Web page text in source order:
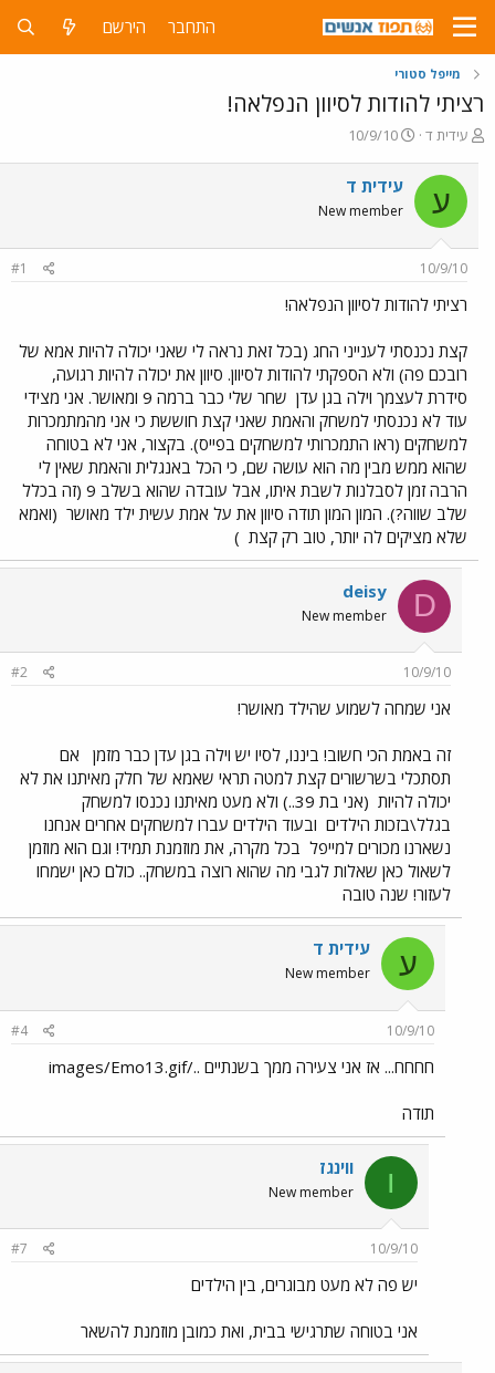
התחבר הירשם
מייפל סטורי
רציתי להודות לסיוון הנפלאה!
פ
ח
ה
ו
ש
עידית ד
פ
ס
ם
ת
י
10/9/10
ע עידית ד
New member
10/9/10
#1
רציתי להודות לסיוון הנפלאה!
קצת נכנסתי לענייני החג (בכל זאת נראה לי שאני יכולה להיות אמא של
רובכם פה) ולא הספקתי להודות לסיוון. סיוון את יכולה להיות רגועה,
סידרת לעצמך וילה בגן עדן
שחר שלי כבר ברמה 9 ומאושר. אני מצידי
עוד לא נכנסתי למשחק והאמת שאני קצת חוששת כי אני מהמתמכרות
למשחקים (ראו התמכרותי למשחקים בפייס). בקצור, אני לא בטוחה
שהוא ממש מבין מה הוא עושה שם, כי הכל באנגלית והאמת שאין לי
הרבה זמן לסבלנות לשבת איתו, אבל עובדה שהוא בשלב 9 (זה בכלל
שלב שווה?). המון המון תודה סיוון את על אמת עשית ילד מאושר (ואמא
שלא מציקים לה יותר, טוב רק קצת )
D
deisy
New member
10/9/10
#2
אני שמחה לשמוע שהילד מאושר!
זה באמת הכי חשוב! ביננו, לסיו יש וילה בגן עדן כבר מזמן
אם
תסתכלי בשרשורים קצת למטה תראי שאמא של חלק מאיתנו את לא
יכולה להיות
(אני בת 39..) ולא מעט מאיתנו נכנסו למשחק
בגלל\בזכות הילדים ובעוד הילדים עברו למשחקים אחרים אנחנו
נשארנו מכורים למייפל בכל מקרה, את מוזמנת תמיד! וגם הוא מוזמן
לשאול כאן שאלות לגבי מה שהוא רוצה במשחק.. כולם כאן ישמחו
לעזור! שנה טובה
ע עידית ד
New member
10/9/10
#4
חחחח... אז אני צעירה ממך בשנתיים ../images/Emo13.gif
תודה
ו ווינגז
New member
10/9/10
#7
יש פה לא מעט מבוגרים, בין הילדים
אני בטוחה שתרגישי בבית, ואת כמובן מוזמנת להשאר